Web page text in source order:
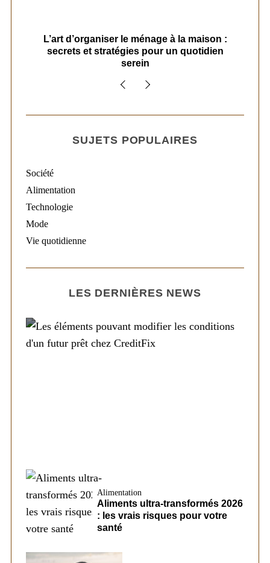
L’art d’organiser le ménage à la maison :
secrets et stratégies pour un quotidien
serein
SUJETS POPULAIRES
Société
Alimentation
Technologie
Mode
Vie quotidienne
LES DERNIÈRES NEWS
Alimentation
Aliments ultra-transformés 2026
: les vrais risques pour votre
santé